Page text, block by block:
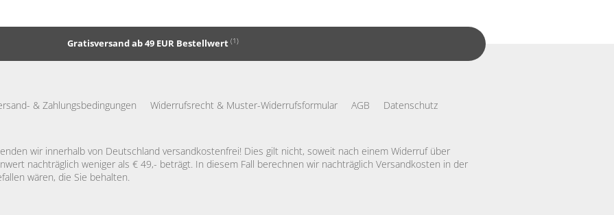
Gratisversand ab 49 EUR Bestellwert (1)
& Zahlungsbedingungen Widerrufsrecht & Muster-Widerrufsformular AGB Datenschutz
wir innerhalb von Deutschland versandkostenfrei! Dies gilt nicht, soweit nach einem Widerruf über
nachträglich weniger als € 49,- beträgt. In diesem Fall berechnen wir nachträglich Versandkosten in der
wären, die Sie behalten.